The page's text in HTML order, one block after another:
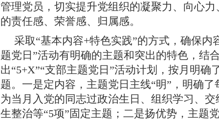
管理党员，切实提升党组织的凝聚力、向心
的责任感、荣誉感、归属感。
采取“基本内容+特色实践”的方式，确保内
题党日”活动有明确的主题和突出的特色，结
出“5+X”“支部主题党日”活动计划，按月明确
题。一是定内容，主题党日主线“明”，明确
为当月入党的同志过政治生日、组织学习、
生整治等“5项”固定主题；二是扬优势，主题